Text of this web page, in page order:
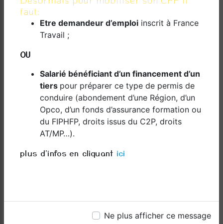
faut:
Etre demandeur d’emploi inscrit à France
Travail ;
OU
Salarié bénéficiant d’un financement d’un
tiers pour préparer ce type de permis de
conduire (abondement d’une Région, d’un
Opco, d’un fonds d’assurance formation ou
du FIPHFP, droits issus du C2P, droits
AT/MP…).
plus d'infos en cliquant ici
Ne plus afficher ce message
PARTENAIRE POUR MAÎTRISER LE CODE DE LA
ROUTE
Que vous soyez un débutant cherchant à obtenir
votre premier permis de conduire ou un
conducteur expérimenté cherchant à rafraîchir
ses connaissances sur le code de la route, Dom
Conduite à Bois De Nèfles est là pour vous aider.
Avec nos cours théoriques complets, notre
formation pratique sur le terrain et notre
préparation à l'examen, nous sommes votre
partenaire pour maîtriser le code de la route et
réussir votre examen de conduite. Rejoignez-nous
devenir un conducteur confiant et responsable.
En savoir plus